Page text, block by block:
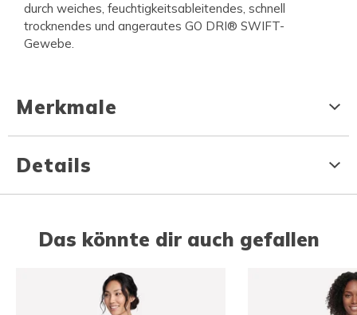
durch weiches, feuchtigkeitsableitendes, schnell
trocknendes und angerautes GO DRI® SWIFT-
Gewebe.
Merkmale
Details
Das könnte dir auch gefallen